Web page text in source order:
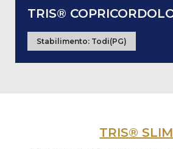
TRIS®
Stabilimento: Todi(PG)
TRIS® SLIM